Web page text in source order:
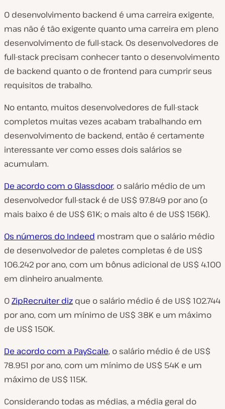
O desenvolvimento backend é uma carreira exigente,
mas não é tão exigente quanto uma carreira em pleno
desenvolvimento de full-stack. Os desenvolvedores de
full-stack precisam conhecer tanto o desenvolvimento
de backend quanto o de frontend para cumprir seus
requisitos de trabalho.
No entanto, muitos desenvolvedores de full-stack
completos muitas vezes acabam trabalhando em
desenvolvimento de backend, então é certamente
interessante ver como esses dois salários se
acumulam.
De acordo com o Glassdoor, o salário médio de um
desenvolvedor full-stack é de US$ 97.849 por ano (o
mais baixo é de US$ 61K; o mais alto é de US$ 156K).
Os números do Indeed mostram que o salário médio
de desenvolvedor de paletes completas é de US$
106.242 por ano, com um bônus adicional de US$ 4.100
em dinheiro anualmente.
OZipRecruiter diz que o salário médio é de US$ 102.744
por ano, com um mínimo de US$ 38K e um máximo
de US$ 150K.
De acordo com a PayScale, o salário médio é de US$
78.951 por ano, com um mínimo de US$ 54K e um
máximo de US$ 115K.
Considerando todas as médias, a média geral do